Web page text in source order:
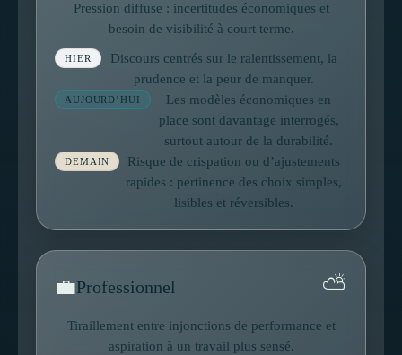
Pression diffuse : incertitudes économiques et
besoin de visibilité à court terme.
HIER
Discours centrés sur le ralentissement, la
prudence et la peur de manquer.
AUJOURD’HUI
Les modèles économiques en
place sont davantage interrogés,
surtout autour de la durabilité.
DEMAIN
Risque de crispation ou d’ajustements
rapides : pertinence des choix simples,
lisibles et réversibles.
💼Professionnel ⛅
Tiraillement entre injonctions de performance et
aspiration à un travail plus sensé.